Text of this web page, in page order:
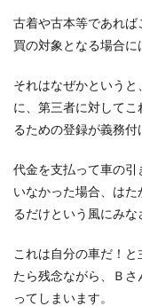
古着や古本等であれ
買の対象となる場合に
それはなぜかという
に、第三者に対して
るための登録が義務付
代金を支払って車の
いなかった場合、は
るだけという風にみな
これは自分の車だ！
たら残念ながら、Ｂ
ってしまいます。